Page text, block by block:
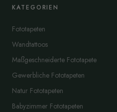
KATEGORIEN
Fototapeten
Wandtattoos
Maßgeschneiderte Fototapete
Gewerbliche Fototapeten
Natur Fototapeten
Babyzimmer Fototapeten